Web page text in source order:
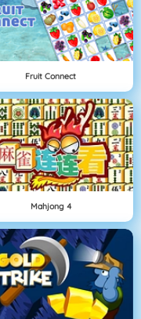
Fruit Connect
Mahjong 4